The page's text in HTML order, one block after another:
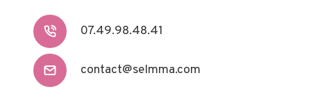
07.49.98.48.41
contact@selmma.com